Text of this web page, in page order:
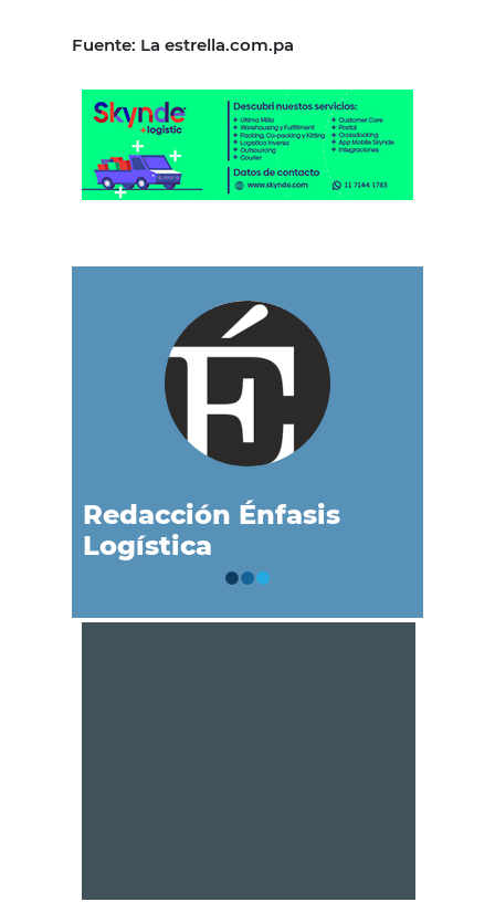
Fuente: La estrella.com.pa
Redacción Énfasis
Logística